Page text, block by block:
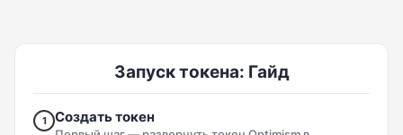
Запуск токена: Гайд
1 Создать токен